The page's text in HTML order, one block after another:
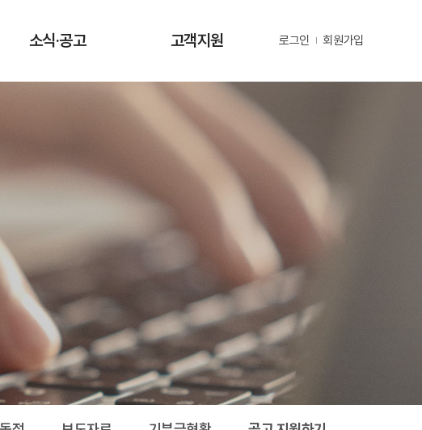
소식·공고
유관공고
채용정보
기관동정
보도자료
기부금현황
공고 지원하기
고객지원
부정 및 공익신고
로그인 회원가입